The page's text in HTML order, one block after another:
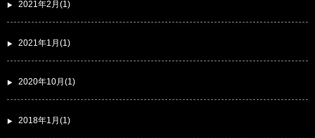
2021年2月(1)
2021年1月(1)
2020年10月(1)
2018年1月(1)